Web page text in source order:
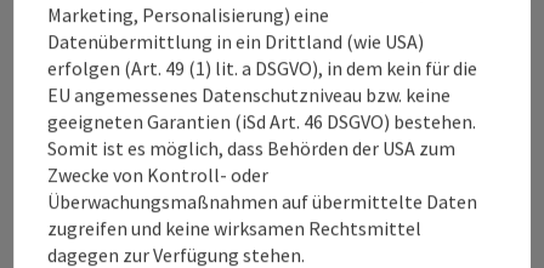
Tinkturen, Oxymel, Ätherische Öle für den Hausgebrauch,
Seifen sieden Außerdem: Verkauf von selbst
hergestellten Kräutertees und Kräutersalzen aus meiner
Wildsammlung Alle Wildkräuter und Wurzeln sind von Hand
gepflückt, sorgfältig ausgewählt und stammen von
umliegenden Wiesen und Wäldern aus dem Kremstal.
Alpenland Tourismus GmbH
Bahnhofstraße 2
4580 Windischgarsten
+43 50 360 360 360
Marketing, Personalisierung) eine
Datenübermittlung in ein Drittland (wie USA)
erfolgen (Art. 49 (1) lit. a DSGVO), in dem kein für die
EU angemessenes Datenschutzniveau bzw. keine
geeigneten Garantien (iSd Art. 46 DSGVO) bestehen.
Somit ist es möglich, dass Behörden der USA zum
Zwecke von Kontroll- oder
Überwachungsmaßnahmen auf übermittelte Daten
zugreifen und keine wirksamen Rechtsmittel
dagegen zur Verfügung stehen.